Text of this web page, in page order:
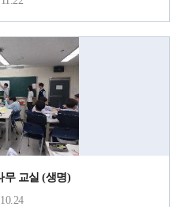
무 교실 (생명)